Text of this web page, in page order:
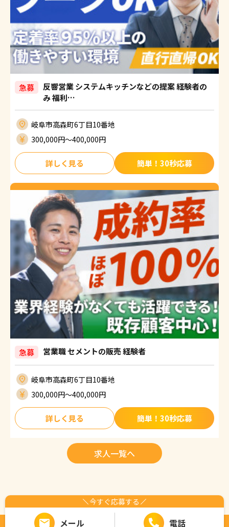
今すぐ応募する
メール 電話
急募
反響営業 システムキッチンなどの提案 経験者の
み 福利…
岐阜市高森町6丁目10番地
300,000円〜400,000円
詳しく見る 簡単！30秒応募
急募 営業職 セメントの販売 経験者
岐阜市高森町6丁目10番地
300,000円〜400,000円
詳しく見る 簡単！30秒応募
求人一覧へ